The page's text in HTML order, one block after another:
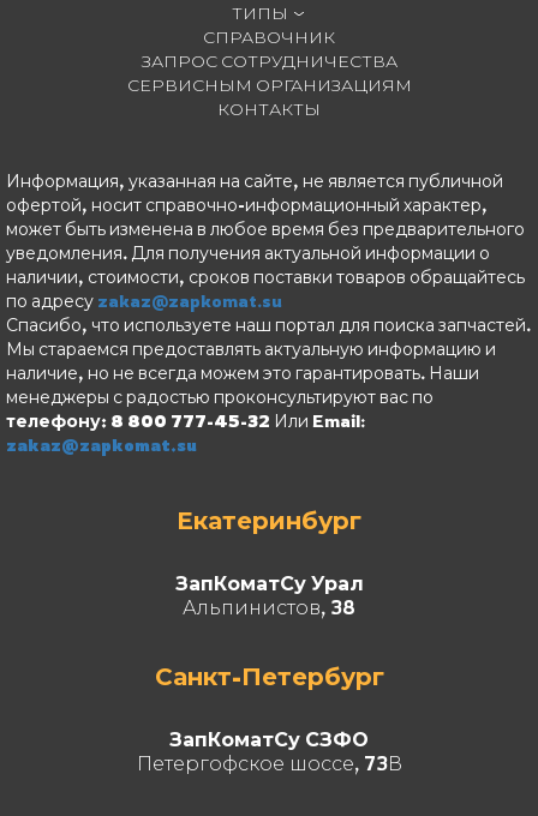
ТИПЫ
СПРАВОЧНИК
ЗАПРОС СОТРУДНИЧЕСТВА
СЕРВИСНЫМ ОРГАНИЗАЦИЯМ
КОНТАКТЫ
Информация, указанная на сайте, не является публичной
офертой, носит справочно-информационный характер,
может быть изменена в любое время без предварительного
уведомления. Для получения актуальной информации о
наличии, стоимости, сроков поставки товаров обращайтесь
по адресу zakaz@zapkomat.su
Спасибо, что используете наш портал для поиска запчастей.
Мы стараемся предоставлять актуальную информацию и
наличие, но не всегда можем это гарантировать. Наши
менеджеры с радостью проконсультируют вас по
телефону: 8 800 777-45-32 Или Email:
zakaz@zapkomat.su
Екатеринбург
ЗапКоматСу Урал
Альпинистов, 38
Санкт-Петербург
ЗапКоматСу СЗФО
Петергофское шоссе, 73В